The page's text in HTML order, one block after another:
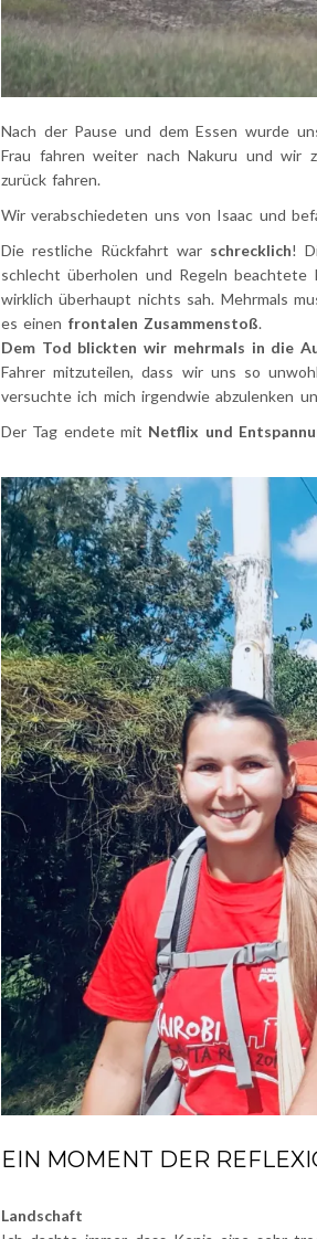
Nach der Pause und dem Essen wurde
Frau fahren weiter nach Nakuru und wir
zurück fahren.
Wir verabschiedeten uns von Isaac und
Die restliche Rückfahrt war schrecklich!
schlecht überholen und Regeln beachtete
wirklich überhaupt nichts sah. Mehrmals
es einen frontalen Zusammenstoß.
Dem Tod blickten wir mehrmals in die
Fahrer mitzuteilen, dass wir uns so
versuchte ich mich irgendwie abzulenken
Der Tag endete mit Netflix und
EIN MOMENT DER
Landschaft